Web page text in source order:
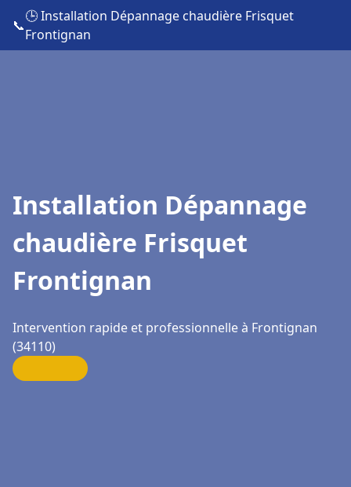
📞
🕒 Installation Dépannage chaudière Frisquet
Frontignan
Installation Dépannage
chaudière Frisquet
Frontignan
Intervention rapide et professionnelle à Frontignan
(34110)